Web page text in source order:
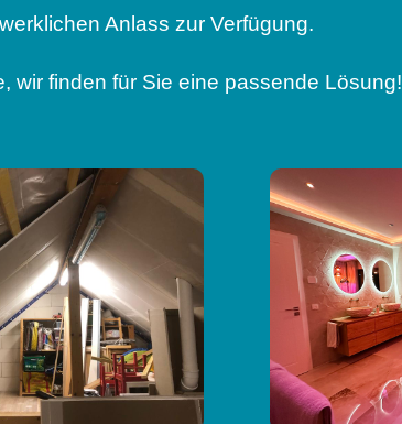
Anlass zur Verfügung.
wir finden für Sie eine passende Lösung!